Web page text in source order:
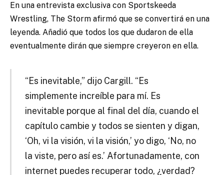
En una entrevista exclusiva con Sportskeeda
Wrestling, The Storm afirmó que se convertirá en una
leyenda. Añadió que todos los que dudaron de ella
eventualmente dirán que siempre creyeron en ella.
“Es inevitable,” dijo Cargill. “Es
simplemente increíble para mí. Es
inevitable porque al final del día, cuando el
capítulo cambie y todos se sienten y digan,
‘Oh, vi la visión, vi la visión,’ yo digo, ‘No, no
la viste, pero así es.’ Afortunadamente, con
internet puedes recuperar todo, ¿verdad?